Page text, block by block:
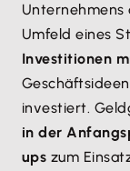
Unternehmens
Umfeld eines
Investitionen
investiert.
in der
ups zum